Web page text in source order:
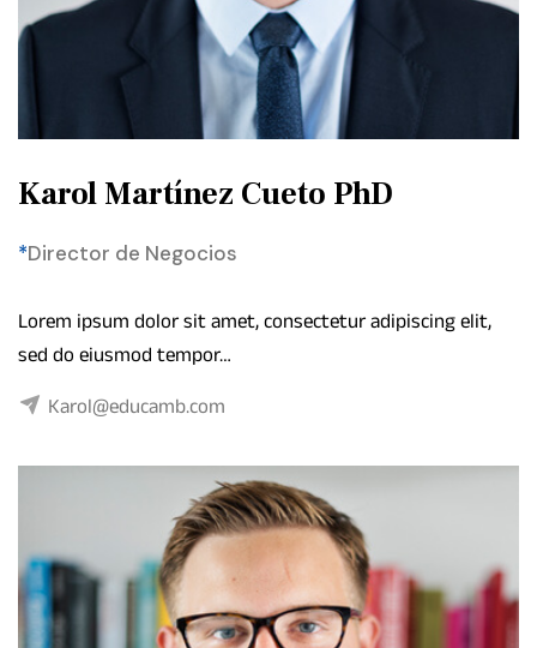
Karol Martínez Cueto PhD
*Director de Negocios
Lorem ipsum dolor sit amet, consectetur adipiscing elit,
sed do eiusmod tempor…
Karol@educamb.com